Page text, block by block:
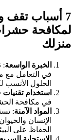
7 أسباب تقف
الخبرة الواسعة:
في التعامل مع
الحلول الأنسب
استخدام تقنيات
في مكافحة
المواد الآمنة:
الإنسان
الحفاظ على